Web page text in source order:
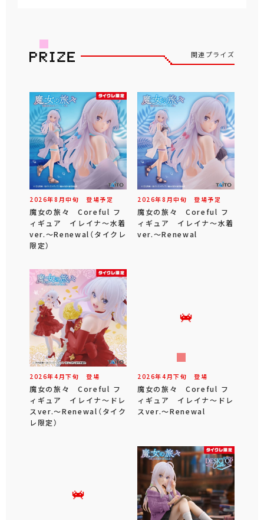
関連プライズ
2026年8 月中旬 登場予定
魔女の旅々 Coreful フ
ィギュア イレイナ～水着
ver.～Renewal（タイクレ
限定）
2026年8 月中旬 登場予定
魔女の旅々 Coreful フ
ィギュア イレイナ～水着
ver.～Renewal
2026年4 月下旬 登場
魔女の旅々 Coreful フ
ィギュア イレイナ～ドレ
スver.～Renewal（タイク
レ限定）
2026年4 月下旬 登場
魔女の旅々 Coreful フ
ィギュア イレイナ～ドレ
スver.～Renewal